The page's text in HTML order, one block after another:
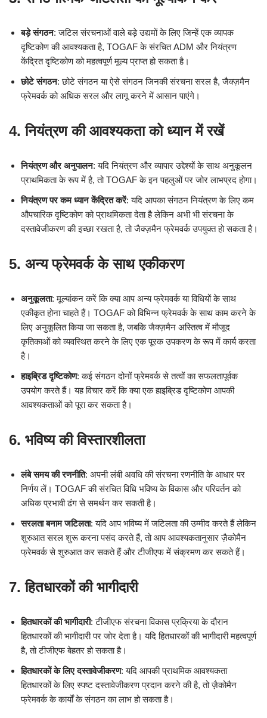
बड़े संगठन: जटिल संरचनाओं वाले बड़े उद्यमों के लिए जिन्हें एक व्यापक
दृष्टिकोण की आवश्यकता है, TOGAF के संरचित ADM और नियंत्रण
केंद्रित दृष्टिकोण को महत्वपूर्ण मूल्य प्राप्त हो सकता है।
छोटे संगठन: छोटे संगठन या ऐसे संगठन जिनकी संरचना सरल है, जैक्ज़मैन
फ्रेमवर्क को अधिक सरल और लागू करने में आसान पाएंगे।
4.नियंत्रण की आवश्यकता को ध्यान में रखें
नियंत्रण और अनुपालन: यदि नियंत्रण और व्यापार उद्देश्यों के साथ अनुकूलन
प्राथमिकता के रूप में है, तो TOGAF के इन पहलुओं पर जोर लाभप्रद होगा।
नियंत्रण पर कम ध्यान केंद्रित करें: यदि आपका संगठन नियंत्रण के लिए कम
औपचारिक दृष्टिकोण को प्राथमिकता देता है लेकिन अभी भी संरचना के
दस्तावेजीकरण की इच्छा रखता है, तो जैक्ज़मैन फ्रेमवर्क उपयुक्त हो सकता है।
5. अन्य फ्रेमवर्क के साथ एकीकरण
अनुकूलता: मूल्यांकन करें कि क्या आप अन्य फ्रेमवर्क या विधियों के साथ
एकीकृत होना चाहते हैं। TOGAF को विभिन्न फ्रेमवर्क के साथ काम करने के
लिए अनुकूलित किया जा सकता है, जबकि जैक्ज़मैन अस्तित्व में मौजूद
कृतिकाओं को व्यवस्थित करने के लिए एक पूरक उपकरण के रूप में कार्य करता
है।
हाइब्रिड दृष्टिकोण: कई संगठन दोनों फ्रेमवर्क से तत्वों का सफलतापूर्वक
उपयोग करते हैं। यह विचार करें कि क्या एक हाइब्रिड दृष्टिकोण आपकी
आवश्यकताओं को पूरा कर सकता है।
6. भविष्य की विस्तारशीलता
लंबे समय की रणनीति: अपनी लंबी अवधि की संरचना रणनीति के आधार पर
निर्णय लें। TOGAF की संरचित विधि भविष्य के विकास और परिवर्तन को
अधिक प्रभावी ढंग से समर्थन कर सकती है।
सरलता बनाम जटिलता: यदि आप भविष्य में जटिलता की उम्मीद करते हैं लेकिन
शुरुआत सरल शुरू करना पसंद करते हैं, तो आप आवश्यकतानुसार ज़ैकोमैन
फ्रेमवर्क से शुरुआत कर सकते हैं और टीजीएफ में संक्रमण कर सकते हैं।
7.हितधारकों की भागीदारी
हितधारकों की भागीदारी: टीजीएफ संरचना विकास प्रक्रिया के दौरान
हितधारकों की भागीदारी पर जोर देता है। यदि हितधारकों की भागीदारी महत्वपूर्ण
है, तो टीजीएफ बेहतर हो सकता है।
हितधारकों के लिए दस्तावेजीकरण: यदि आपकी प्राथमिक आवश्यकता
हितधारकों के लिए स्पष्ट दस्तावेजीकरण प्रदान करने की है, तो ज़ैकोमैन
फ्रेमवर्क के कार्यों के संगठन का लाभ हो सकता है।